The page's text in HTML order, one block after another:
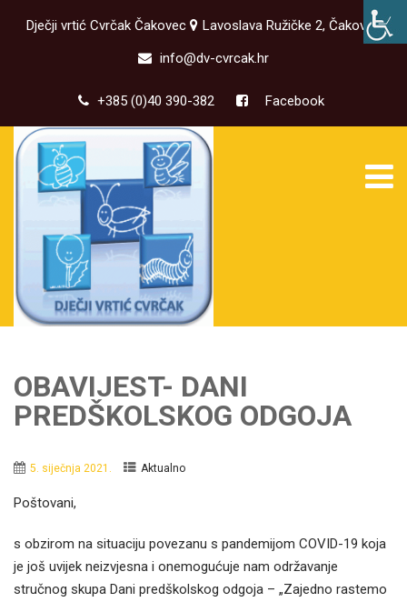
Dječji vrtić Cvrčak Čakovec
Lavoslava Ružičke 2, Čakovec
info@dv-cvrcak.hr
+385 (0)40 390-382 Facebook
OBAVIJEST- DANI
PREDŠKOLSKOG ODGOJA
5. siječnja 2021. Aktualno
Poštovani,
s obzirom na situaciju povezanu s pandemijom COVID-19 koja
je još uvijek neizvjesna i onemogućuje nam održavanje
stručnog skupa Dani predškolskog odgoja – „Zajedno rastemo